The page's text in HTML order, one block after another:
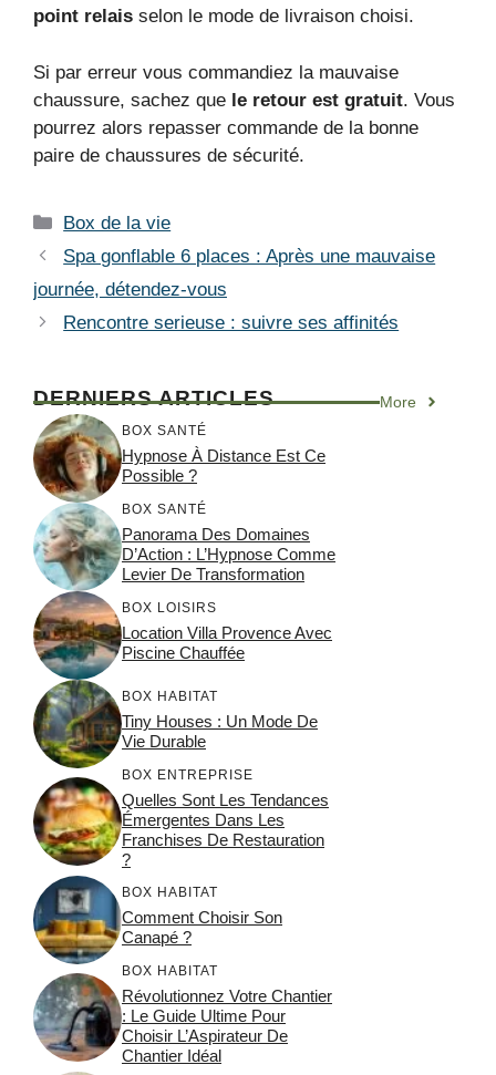
point relais selon le mode de livraison choisi.
Si par erreur vous commandiez la mauvaise
chaussure, sachez que le retour est gratuit. Vous
pourrez alors repasser commande de la bonne
paire de chaussures de sécurité.
Catégories
Box de la vie
Spa gonflable 6 places : Après une mauvaise
journée, détendez-vous
Rencontre serieuse : suivre ses affinités
DERNIERS ARTICLES More
BOX SANTÉ
Hypnose À Distance Est Ce
Possible ?
BOX SANTÉ
Panorama Des Domaines
D’Action : L’Hypnose Comme
Levier De Transformation
BOX LOISIRS
Location Villa Provence Avec
Piscine Chauffée
BOX HABITAT
Tiny Houses : Un Mode De
Vie Durable
BOX ENTREPRISE
Quelles Sont Les Tendances
Émergentes Dans Les
Franchises De Restauration
?
BOX HABITAT
Comment Choisir Son
Canapé ?
BOX HABITAT
Révolutionnez Votre Chantier
: Le Guide Ultime Pour
Choisir L’Aspirateur De
Chantier Idéal